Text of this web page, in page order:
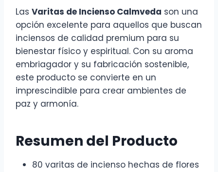
Las Varitas de Incienso Calmveda son una
opción excelente para aquellos que buscan
inciensos de calidad premium para su
bienestar físico y espiritual. Con su aroma
embriagador y su fabricación sostenible,
este producto se convierte en un
imprescindible para crear ambientes de
paz y armonía.
Resumen del Producto
80 varitas de incienso hechas de flores